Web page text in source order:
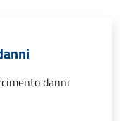
danni